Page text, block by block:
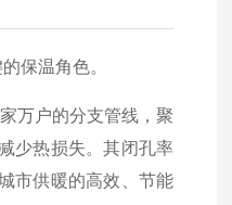
保温角色。
万户的分支管线，聚
少热损失。其闭孔率
市供暖的高效、节能